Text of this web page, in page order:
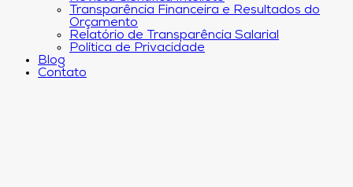
Transparência Financeira e Resultados do
Orçamento
Relatório de Transparência Salarial
Política de Privacidade
Blog
Contato